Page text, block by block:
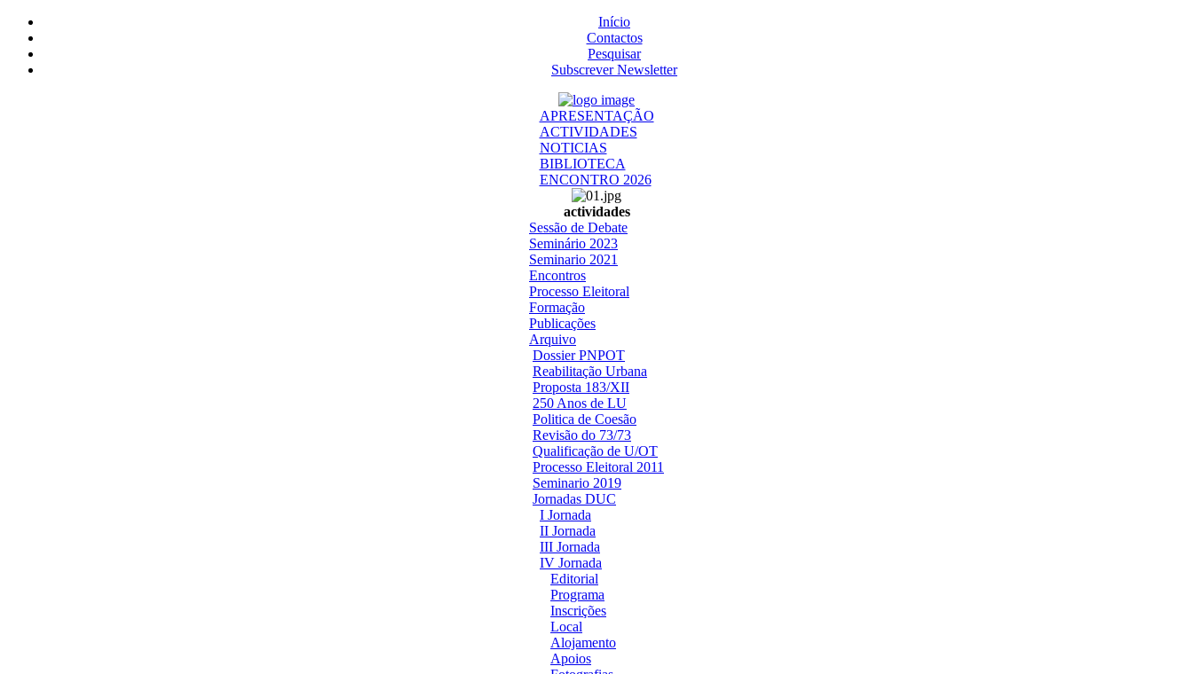
Início
Contactos
Pesquisar
Subscrever Newsletter
APRESENTAÇÃO
ACTIVIDADES
NOTICIAS
BIBLIOTECA
ENCONTRO 2026
actividades
Sessão de Debate
Seminário 2023
Seminario 2021
Encontros
Processo Eleitoral
Formação
Publicações
Arquivo
Dossier PNPOT
Reabilitação Urbana
Proposta 183/XII
250 Anos de LU
Politica de Coesão
Revisão do 73/73
Qualificação de U/OT
Processo Eleitoral 2011
Seminario 2019
Jornadas DUC
I Jornada
II Jornada
III Jornada
IV Jornada
Editorial
Programa
Inscrições
Local
Alojamento
Apoios